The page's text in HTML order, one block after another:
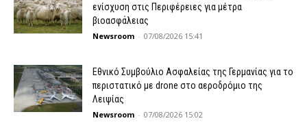
ενίσχυση στις Περιφέρειες για μέτρα
βιοασφάλειας
Newsroom - 07/08/2026 15:41
Εθνικό Συμβούλιο Ασφαλείας της Γερμανίας για το
περιστατικό με drone στο αεροδρόμιο της
Λειψίας
Newsroom - 07/08/2026 15:02